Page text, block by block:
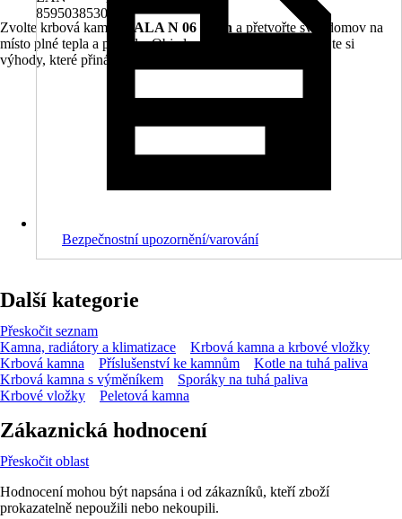
8595038530015
Zvolte krbová kamna TALA N 06 plech a přetvořte svůj domov na
místo plné tepla a pohody. Objednejte si je ještě dnes a užijte si
výhody, které přinášejí.
Bezpečnostní upozornění/varování
Další kategorie
Přeskočit seznam
Kamna, radiátory a klimatizace
Krbová kamna a krbové vložky
Krbová kamna
Příslušenství ke kamnům
Kotle na tuhá paliva
Krbová kamna s výměníkem
Sporáky na tuhá paliva
Krbové vložky
Peletová kamna
Zákaznická hodnocení
Přeskočit oblast
Hodnocení mohou být napsána i od zákazníků, kteří zboží
prokazatelně nepoužili nebo nekoupili.